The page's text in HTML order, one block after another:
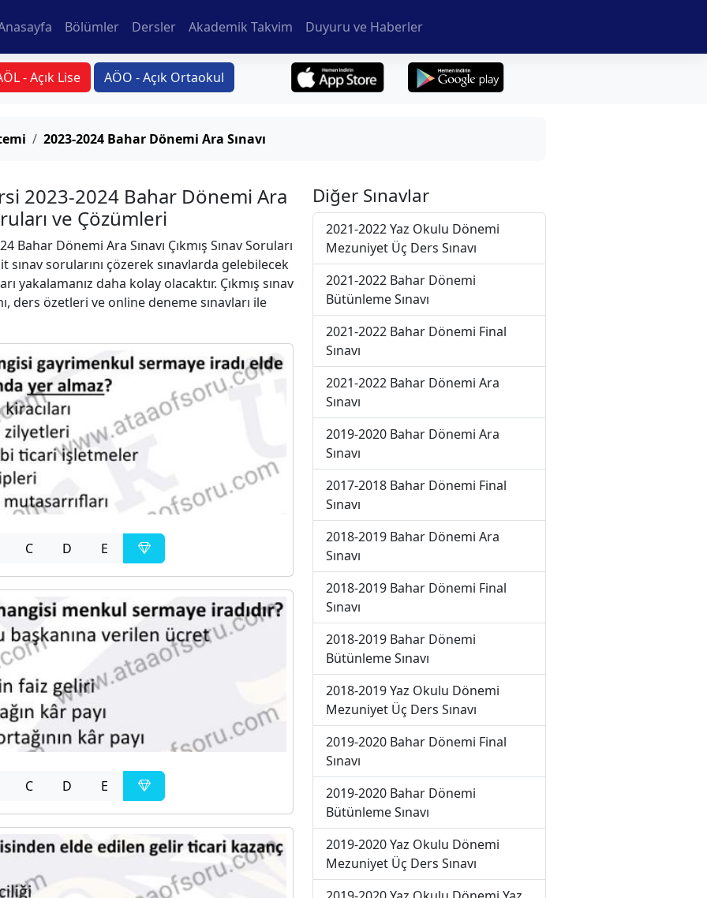
Bölümler Dersler Akademik Takvim Duyuru ve Haberler
- Açık Lise AÖO - Açık Ortaokul
2023-2024 Bahar Dönemi Ara Sınavı
2023-2024 Bahar Dönemi Ara
ve Çözümleri
Bahar Dönemi Ara Sınavı Çıkmış Sınav Soruları
sorularını çözerek sınavlarda gelebilecek
yakalamanız daha kolay olacaktır. Çıkmış sınav
ders özetleri ve online deneme sınavları ile
C D E
C D E
Diğer Sınavlar
2021-2022 Yaz Okulu Dönemi
Mezuniyet Üç Ders Sınavı
2021-2022 Bahar Dönemi
Bütünleme Sınavı
2021-2022 Bahar Dönemi Final
Sınavı
2021-2022 Bahar Dönemi Ara
Sınavı
2019-2020 Bahar Dönemi Ara
Sınavı
2017-2018 Bahar Dönemi Final
Sınavı
2018-2019 Bahar Dönemi Ara
Sınavı
2018-2019 Bahar Dönemi Final
Sınavı
2018-2019 Bahar Dönemi
Bütünleme Sınavı
2018-2019 Yaz Okulu Dönemi
Mezuniyet Üç Ders Sınavı
2019-2020 Bahar Dönemi Final
Sınavı
2019-2020 Bahar Dönemi
Bütünleme Sınavı
2019-2020 Yaz Okulu Dönemi
Mezuniyet Üç Ders Sınavı